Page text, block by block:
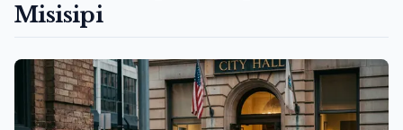
Misisipi